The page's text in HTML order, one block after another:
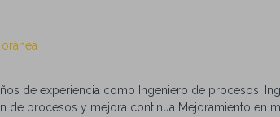
de experiencia como Ingeniero de procesos.
de procesos y mejora continua Mejoramiento en